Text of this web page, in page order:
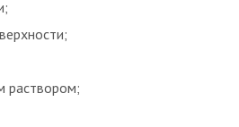
раствором;